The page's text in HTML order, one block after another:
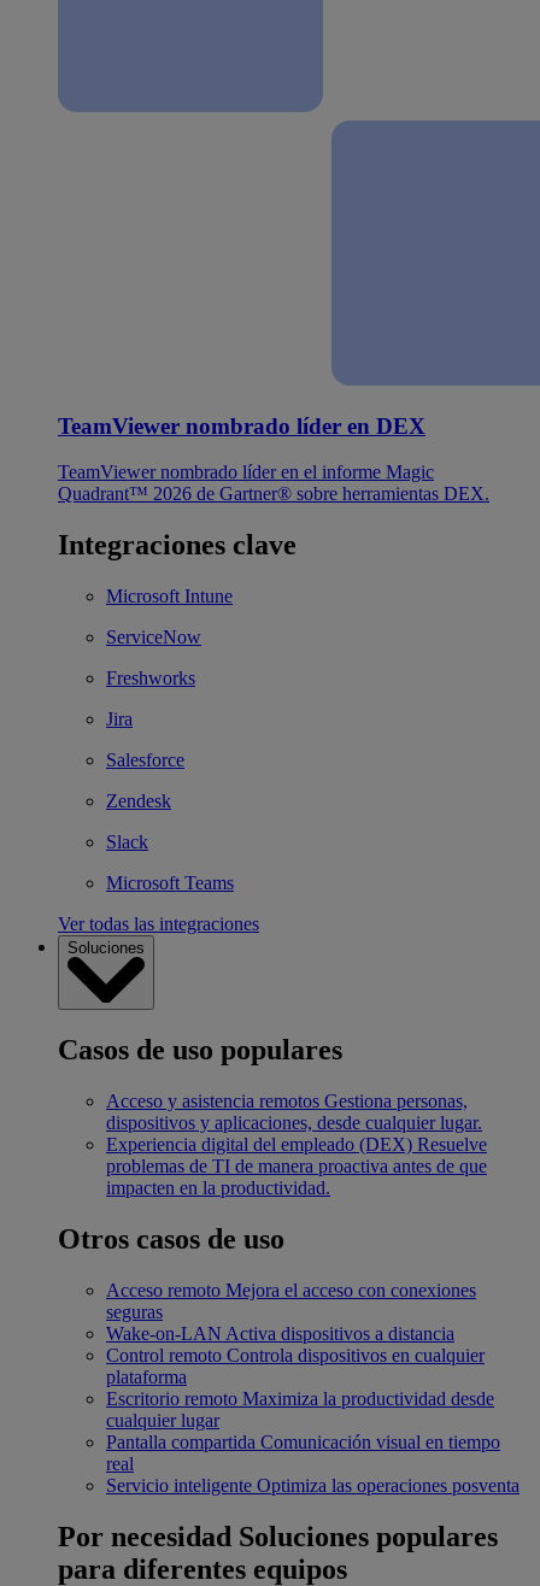
TeamViewer nombrado líder en DEX
TeamViewer nombrado líder en el informe Magic
Quadrant™ 2026 de Gartner® sobre herramientas DEX.
Integraciones clave
Microsoft Intune
ServiceNow
Freshworks
Jira
Salesforce
Zendesk
Slack
Microsoft Teams
Ver todas las integraciones
Soluciones
Casos de uso populares
Acceso y asistencia remotos Gestiona personas,
dispositivos y aplicaciones, desde cualquier lugar.
Experiencia digital del empleado (DEX) Resuelve
problemas de TI de manera proactiva antes de que
impacten en la productividad.
Otros casos de uso
Acceso remoto Mejora el acceso con conexiones
seguras
Wake-on-LAN Activa dispositivos a distancia
Control remoto Controla dispositivos en cualquier
plataforma
Escritorio remoto Maximiza la productividad desde
cualquier lugar
Pantalla compartida Comunicación visual en tiempo
real
Servicio inteligente Optimiza las operaciones posventa
Por necesidad Soluciones populares
para diferentes equipos